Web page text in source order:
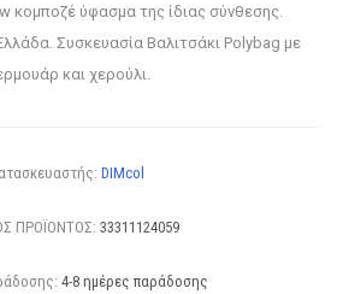
κομποζέ ύφασμα της ίδιας σύνθεσης.
Συσκευασία Βαλιτσάκι Polybag με
και χερούλι.
DIMcol
ΠΡΟΪΟΝΤΟΣ: 33311124059
4-8 ημέρες παράδοσης